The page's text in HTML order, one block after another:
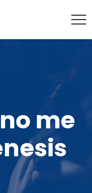
me